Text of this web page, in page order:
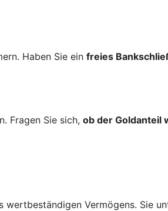
Haben Sie ein freies
Fragen Sie sich, ob der Goldanteil
Vermögens. Sie